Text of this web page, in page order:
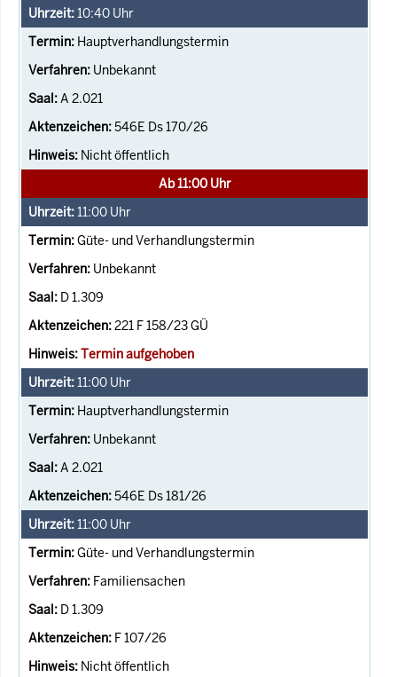
10:40 Uhr
Hauptverhandlungstermin
Unbekannt
A 2.021
546E Ds 170/26
Nicht öffentlich
Ab 11:00 Uhr
11:00 Uhr
Güte- und Verhandlungstermin
Unbekannt
D 1.309
221 F 158/23 GÜ
Termin aufgehoben
11:00 Uhr
Hauptverhandlungstermin
Unbekannt
A 2.021
546E Ds 181/26
11:00 Uhr
Güte- und Verhandlungstermin
Familiensachen
D 1.309
F 107/26
Nicht öffentlich